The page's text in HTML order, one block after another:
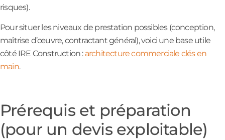
risques).
Pour situer les niveaux de prestation possibles (conception,
maîtrise d’œuvre, contractant général), voici une base utile
côté IRE Construction : architecture commerciale clés en
main.
Prérequis et préparation
(pour un devis exploitable)